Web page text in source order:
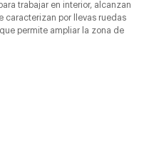
trabajar en interior, alcanzan
caracterizan por llevas ruedas
permite ampliar la zona de